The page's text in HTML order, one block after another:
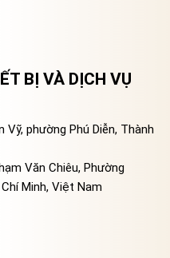
BỊ VÀ DỊCH VỤ
Vỹ, phường Phú Diễn, Thành
Văn Chiêu, Phường
Minh, Việt Nam